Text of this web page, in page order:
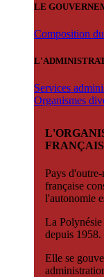
LE
Composition
Services
Organismes
Pays
française
l'autonomie
La Polynésie
depuis 1958.
Elle se